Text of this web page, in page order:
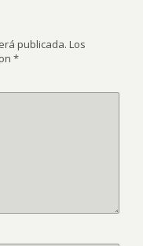
publicada. Los
*